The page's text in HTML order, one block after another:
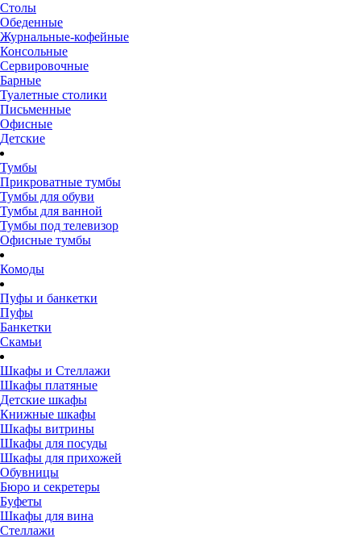
Столы
Обеденные
Журнальные-кофейные
Консольные
Сервировочные
Барные
Туалетные столики
Письменные
Офисные
Детские
Тумбы
Прикроватные тумбы
Тумбы для обуви
Тумбы для ванной
Тумбы под телевизор
Офисные тумбы
Комоды
Пуфы и банкетки
Пуфы
Банкетки
Скамьи
Шкафы и Стеллажи
Шкафы платяные
Детские шкафы
Книжные шкафы
Шкафы витрины
Шкафы для посуды
Шкафы для прихожей
Обувницы
Бюро и секретеры
Буфеты
Шкафы для вина
Стеллажи